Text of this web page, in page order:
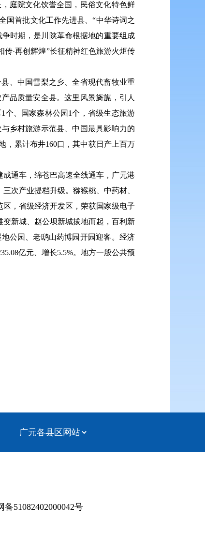
庭院文化饮誉全国，民俗文化特色鲜
国首批文化工作先进县、“中华诗词之
时期，是川陕革命根据地的重要组成
·再创辉煌”长征精神红色旅游火炬传
、中国雪梨之乡、全省现代畜牧业重
品质量安全县。这里风景旖旎，引人
个、国家森林公园1个，省级生态旅游
乡村旅游示范县、中国最具影响力的
，累计布井160口，其中获日产上百万
通车，绵苍巴高速全线通车，广元港
次产业提档升级。猕猴桃、中药材、
，省级经济开发区，荣获国家级电子
新城、赵公坝新城拔地而起，百利新
公园、老鸱山药博园开园迎客。经济
亿元、增长5.5%。地方一般公共预
备51082402000042号